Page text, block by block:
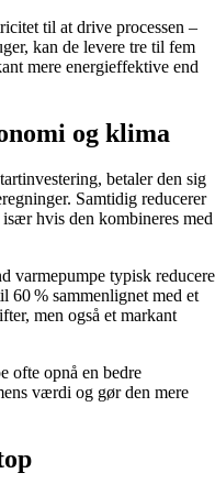
til at drive processen –
kan de levere tre til fem
mere energieffektive end
og klima
betaler den sig
Samtidig reducerer
hvis den kombineres med
varmepumpe typisk reducere
60 % sammenlignet med et
men også et markant
ofte opnå en bedre
værdi og gør den mere